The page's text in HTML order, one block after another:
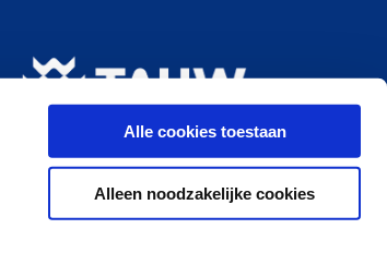
Alle cookies toestaan
Alleen noodzakelijke cookies